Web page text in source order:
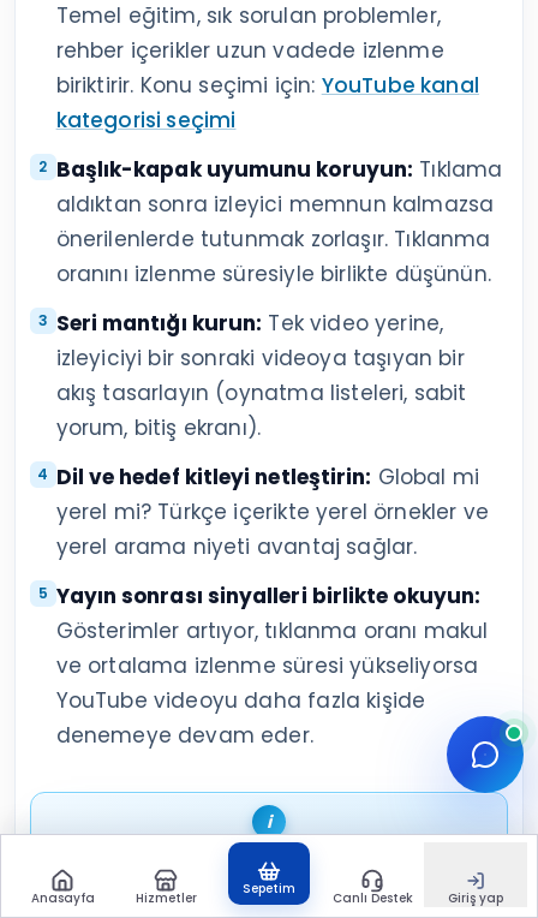
Temel eğitim, sık sorulan problemler,
rehber içerikler uzun vadede izlenme
biriktirir. Konu seçimi için: YouTube kanal
kategorisi seçimi
Başlık-kapak uyumunu koruyun: Tıklama
aldıktan sonra izleyici memnun kalmazsa
önerilenlerde tutunmak zorlaşır. Tıklanma
oranını izlenme süresiyle birlikte düşünün.
Seri mantığı kurun: Tek video yerine,
izleyiciyi bir sonraki videoya taşıyan bir
akış tasarlayın (oynatma listeleri, sabit
yorum, bitiş ekranı).
Dil ve hedef kitleyi netleştirin: Global mi
yerel mi? Türkçe içerikte yerel örnekler ve
yerel arama niyeti avantaj sağlar.
Yayın sonrası sinyalleri birlikte okuyun:
Gösterimler artıyor, tıklanma oranı makul
ve ortalama izlenme süresi yükseliyorsa
YouTube videoyu daha fazla kişide
denemeye devam eder.
İngilizce kaynaklarda aynı
konu genellikle
most viewed YouTube
Anasayfa Hizmetler
Sepetim
Canlı Destek Giriş yap